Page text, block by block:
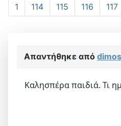
1 114 115 116 117
Απαντήθηκε από
Καλησπέρα παιδιά. Τι